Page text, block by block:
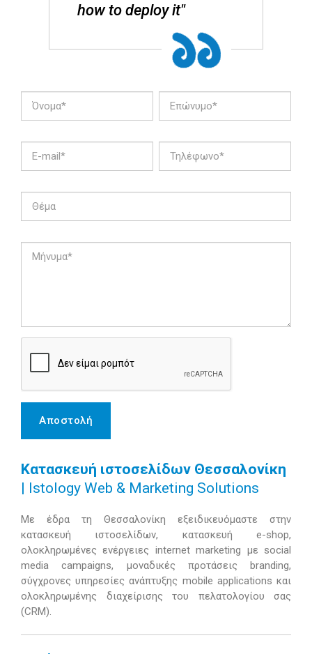
how to deploy it"
Όνομα
mail
Αποστολή
Κατασκευή ιστοσελίδων Θεσσαλονίκη
| Istology Web & Marketing Solutions
Με έδρα τη Θεσσαλονίκη εξειδικευόμαστε στην
κατασκευή ιστοσελίδων, κατασκευή e-shop,
ολοκληρωμένες ενέργειες internet marketing με social
media campaigns, μοναδικές προτάσεις branding,
σύγχρονες υπηρεσίες ανάπτυξης mobile applications και
ολοκληρωμένης διαχείρισης του πελατολογίου σας
(CRM).